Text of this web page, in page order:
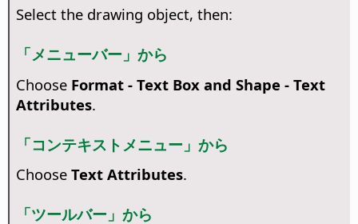
Select the drawing object, then:
「メニューバー」から
Choose Format - Text Box and Shape - Text
Attributes.
「コンテキストメニュー」から
Choose Text Attributes.
「ツールバー」から